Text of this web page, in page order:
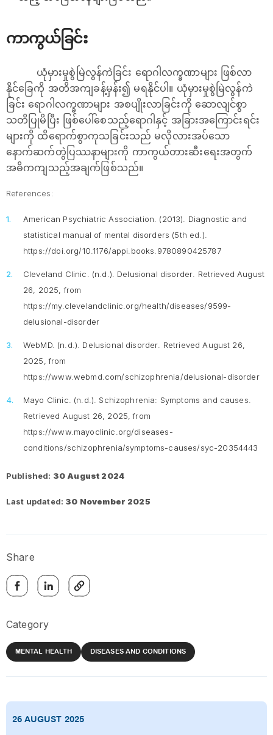
ကာကွယ်ခြင်း
ယုံမှားမှုစွဲမြဲလွန်ကဲခြင်း ရောဂါလက္ခဏာများ ဖြစ်လာ
နိုင်ခြေကို အတိအကျခန့်မှန်း၍ မရနိုင်ပါ။ ယုံမှားမှုစွဲမြဲလွန်ကဲ
ခြင်း ရောဂါလက္ခဏာများ အစပျိုးလာခြင်းကို ဆောလျင်စွာ
သတိပြုမိပြီး ဖြစ်ပေါ်စေသည့်ရောဂါနှင့် အခြားအကြောင်းရင်း
များကို ထိရောက်စွာကုသခြင်းသည် မလိုလားအပ်သော
နောက်ဆက်တွဲပြဿနာများကို ကာကွယ်တားဆီးရေးအတွက်
အဓိကကျသည့်အချက်ဖြစ်သည်။
References:
American Psychiatric Association. (2013). Diagnostic and
statistical manual of mental disorders (5th ed.).
https://doi.org/10.1176/appi.books.9780890425787
Cleveland Clinic. (n.d.). Delusional disorder . Retrieved August
26, 2025, from
https://my.clevelandclinic.org/health/diseases/9599-
delusional-disorder
WebMD. (n.d.). Delusional disorder . Retrieved August 26,
2025, from
https://www.webmd.com/schizophrenia/delusional-disorder
Mayo Clinic. (n.d.). Schizophrenia: Symptoms and causes
Retrieved August 26, 2025, from
https://www.mayoclinic.org/diseases-
conditions/schizophrenia/symptoms-causes/syc-20354443
Published: 30 August 2024
Last updated: 30 November 2025
Share
Category
MENTAL HEALTH DISEASES AND CONDITIONS
26 AUGUST 2025